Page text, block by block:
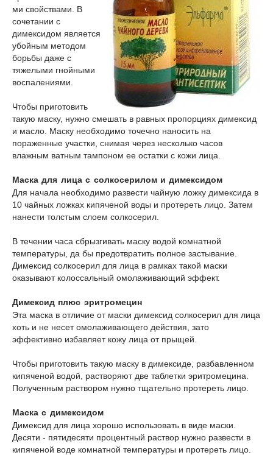
ми свойствами. В
сочетании с
димексидом является
убойным методом
борьбы даже с
тяжелыми гнойными
воспалениями.
Чтобы приготовить
такую маску, нужно смешать в равных пропорциях димексид
и масло. Маску необходимо точечно наносить на
пораженные участки, снимая через несколько часов
влажным ватным тампоном ее остатки с кожи лица.
Маска для лица с солкосерилом и димексидом
Для начала необходимо развести чайную ложку димексида в
10 чайных ложках кипяченой воды и протереть лицо. Затем
нанести толстым слоем солкосерил.
В течении часа сбрызгивать маску водой комнатной
температуры, да бы предотвратить полное застывание.
Димексид солкосерил для лица в рамках такой маски
оказывают колоссальный омолаживающий эффект.
Димексид плюс эритромецин
Эта маска в отличие от маски димексид солкосерил для лица
хоть и не несет омолаживающего действия, зато
эффективно избавляет кожу лица от прыщей.
Чтобы приготовить такую маску в димексиде, разбавленном
кипяченой водой, растворяют две таблетки эритромецина.
Полученным раствором нужно тщательно протереть лицо.
Маска с димексидом
Димексид для лица хорошо использовать в виде маски.
Десяти - пятидесяти процентный раствор нужно развести в
кипяченой воде комнатной температуры и протереть лицо.